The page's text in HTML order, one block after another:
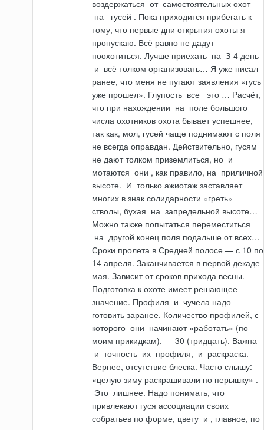
воздержаться от самостоятельных охот
на
гусей . Пока приходится прибе­гать к
тому, что первые дни открытия охоты я
пропускаю. Всё равно не дадут
поохотиться. Лучше приехать на З-4 день
и всё толком организовать… Я уже писал
ранее, что меня не пугают заявления «гусь
уже прошел». Глупость все это … Расчёт,
что при нахождении на поле большого
числа охотников охота бывает успешнее,
так как, мол, гусей чаще поднимают с поля
не всегда оправдан. Действительно, гусям
не дают толком приземлиться, но и
мотаются они , как правило, на приличной
высоте. И только ажиотаж заставляет
многих в знак солидарности «греть»
стволы, бухая на запредельной высоте…
Можно также попытаться переместиться
на другой конец поля подальше от всех…
Сроки пролета в Средней полосе — с 10 по
14 апреля. Заканчивается в первой декаде
мая. Зависит от сроков прихода весны.
Подготовка к охоте имеет решающее
значение. Профиля и чучела надо
готовить заранее. Количество профилей, с
которого они начинают «работать» (по
мо­им прикидкам), — 30 (тридцать). Важна
и точность их профиля, и раскраска.
Вернее, отсутствие блеска. Часто слышу:
«целую зиму раскрашивали по перышку» .
Это лишнее. Надо понимать, что
привлекают гуся ассоциации своих
собратьев по форме, цвету и , главное, по